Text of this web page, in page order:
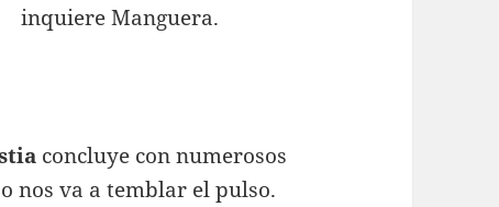
inquiere Manguera.
concluye con numerosos
nos va a temblar el pulso.